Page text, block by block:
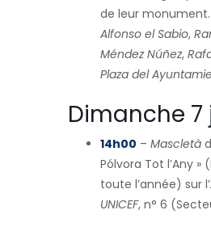
de leur monument.
Alfonso el Sabio,
Méndez Núñez,
Plaza del
Dimanche 7
14h00 – Mascletà
Pólvora Tot l’Any »
toute l’année) sur l’
UNICEF, n° 6